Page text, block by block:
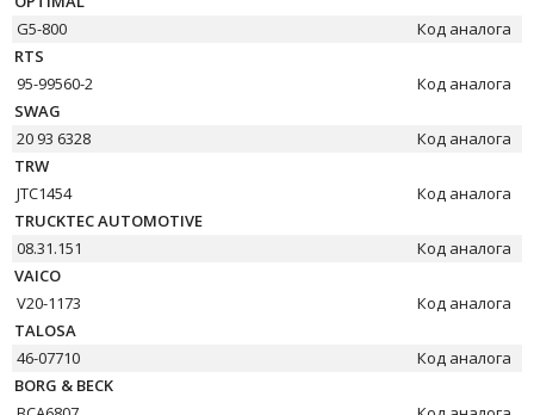
G5-800
Код аналога
RTS
95-99560-2
Код аналога
SWAG
20 93 6328
Код аналога
TRW
JTC1454
Код аналога
TRUCKTEC AUTOMOTIVE
08.31.151
Код аналога
VAICO
V20-1173
Код аналога
TALOSA
46-07710
Код аналога
BORG & BECK